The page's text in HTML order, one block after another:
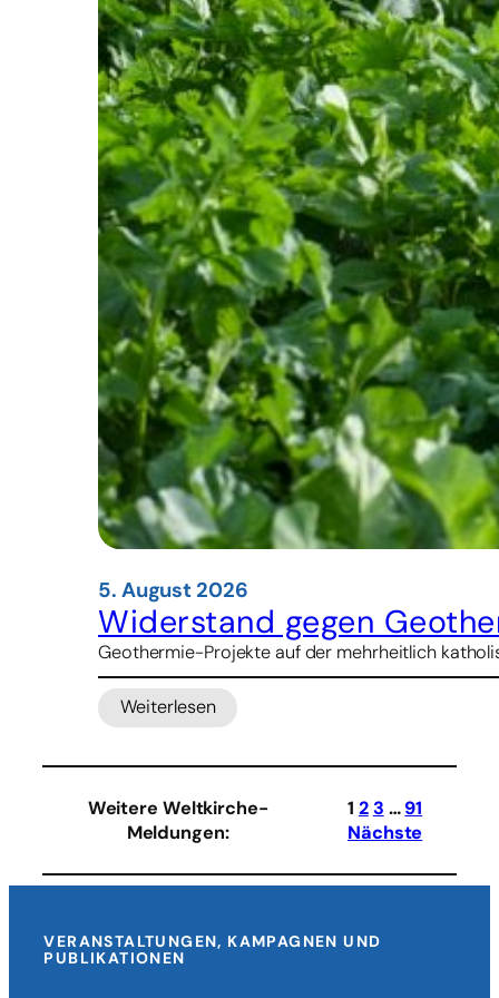
5. August 2026
Widerstand gegen
Geothermie-Projekte auf der mehrheitlich
Weiterlesen
:
gegen
Projekte
in
Weitere Weltkirche-
Meldungen:
1 23 … 91
Nächste
VERANSTALTUNGEN, KAMPAGNEN UND
PUBLIKATIONEN